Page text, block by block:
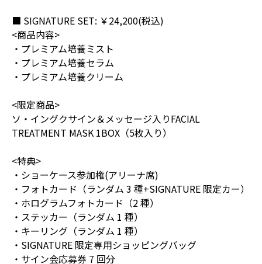
■ SIGNATURE SET: ￥24,200(税込)
<商品内容>
・プレミアム培養ミスト
・プレミアム培養セラム
・プレミアム培養クリーム
<限定商品>
ソ・イングクサイン＆メッセージ入りFACIAL
TREATMENT MASK 1BOX（5枚入り）
<特典>
・ショーケース参加権(アリーナ席)
・フォトカード（ランダム 3 種+SIGNATURE 限定カー）
・ホログラムフォトカード（2 種）
・ステッカー（ランダム 1 種）
・キーリング（ランダム 1 種）
・SIGNATURE 限定専⽤ショッピングバッグ
・サイン会応募券 7 回分